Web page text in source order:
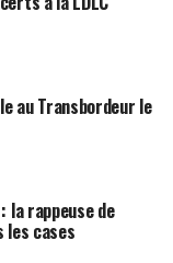
au Transbordeur le
la rappeuse de
les cases